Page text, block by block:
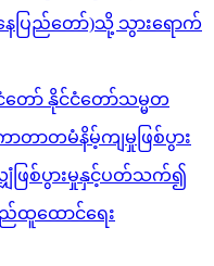
ပြည်တော်)သို့ သွားရောက်
တော် နိုင်ငံတော်သမ္မတ
ာတာတမံနိမ့်ကျမှုဖြစ်ပွား
လျှံဖြစ်ပွားမှုနှင့်ပတ်သက်၍
ထောင်ရေး